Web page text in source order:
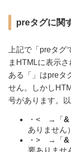
preタグに関
上記で「preタグ
まHTMLに表示
ある「」はpreタ
せん。しかし
号があります。
・< →「 &
ありません）
・> →「 &